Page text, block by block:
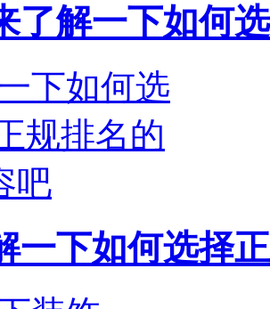
了解一下如何
一下如何选择